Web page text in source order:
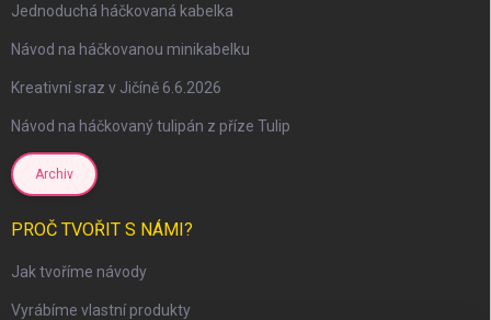
Jednoduchá háčkovaná kabelka
Návod na háčkovanou minikabelku
Kreativní sraz v Jičíně 6.6.2026
Návod na háčkovaný tulipán z příze Tulip
Archiv
PROČ TVOŘIT S NÁMI?
Jak tvoříme návody
Vyrábíme vlastní produkty